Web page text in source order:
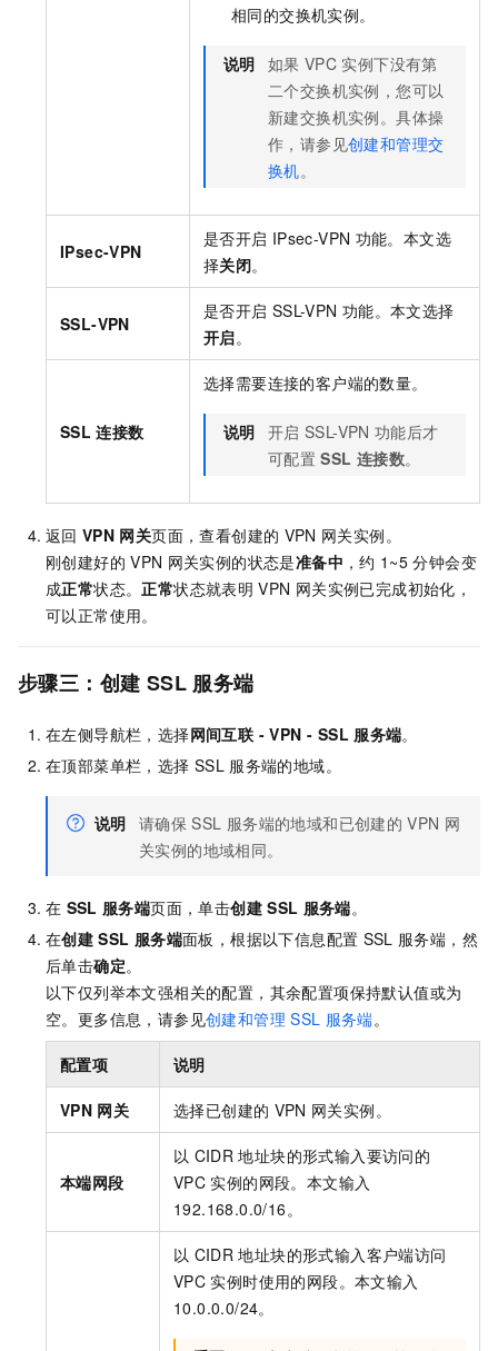
相同的交换机实例。
说明 如果 VPC 实例下没有第
二个交换机实例，您可以
新建交换机实例。具体操
作，请参见创建和管理交
换机。
IPsec-VPN
是否开启 IPsec-VPN 功能。本文选
择关闭。
SSL-VPN
是否开启 SSL-VPN 功能。本文选择
开启。
SSL 连接数
选择需要连接的客户端的数量。
说明 开启 SSL-VPN 功能后才
可配置 SSL 连接数。
返回 VPN 网关页面，查看创建的 VPN 网关实例。
刚创建好的 VPN 网关实例的状态是准备中 ，约 1~5 分钟会变
成正常状态。正常状态就表明 VPN 网关实例已完成初始化，
可以正常使用。
步骤三：创建 SSL 服务端
在左侧导航栏，选择网间互联 - VPN - SSL 服务端。
在顶部菜单栏，选择 SSL 服务端的地域。
说明 请确保 SSL 服务端的地域和已创建的 VPN 网
关实例的地域相同。
在 SSL 服务端页面，单击创建 SSL 服务端。
在创建 SSL 服务端面板，根据以下信息配置 SSL 服务端，然
后单击确定。
以下仅列举本文强相关的配置，其余配置项保持默认值或为
空。更多信息，请参见创建和管理 SSL 服务端。
配置项 说明
VPN 网关 选择已创建的 VPN 网关实例。
本端网段
以 CIDR 地址块的形式输入要访问的
VPC 实例的网段。本文输入
192.168.0.0/16。
以 CIDR 地址块的形式输入客户端访问
VPC 实例时使用的网段。本文输入
10.0.0.0/24。